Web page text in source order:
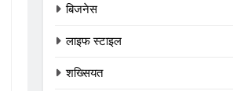
बिजनेस
लाइफ स्टाइल
शख्सियत